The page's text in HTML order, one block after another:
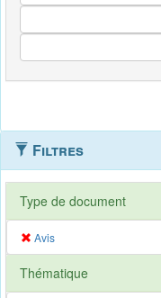
Filtres
Type de document
Avis
Thématique